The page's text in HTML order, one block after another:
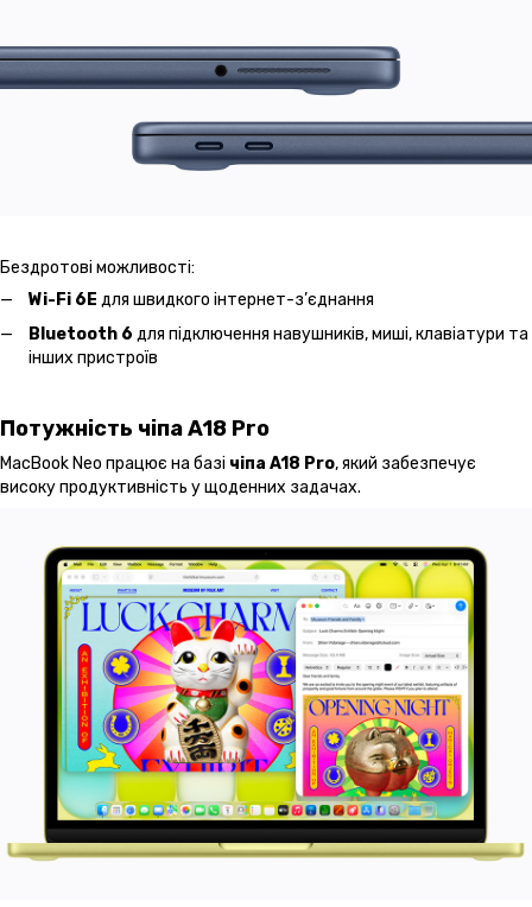
Бездротові можливості:
Wi-Fi 6E для швидкого інтернет-з’єднання
Bluetooth 6 для підключення навушників, миші, клавіатури та
інших пристроїв
Потужність чіпа A18 Pro
MacBook Neo працює на базі чіпа A18 Pro, який забезпечує
високу продуктивність у щоденних задачах.